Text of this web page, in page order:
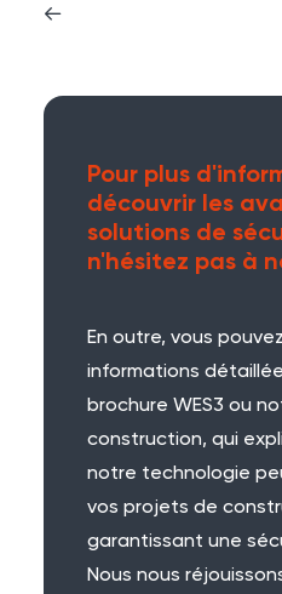
Pour plus
découvrir les
solutions de
n'hésitez pas à
En outre, vous
informations
brochure WES3 ou
construction, qui
notre technologie
vos projets de
garantissant une
Nous nous